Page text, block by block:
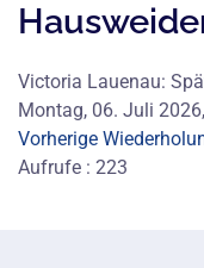
Victoria Lauenau:
Montag, 06. Juli
Vorherige
Aufrufe : 223